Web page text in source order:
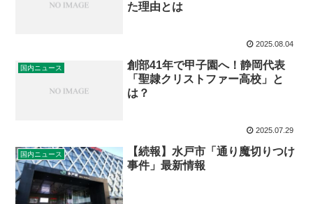
た理由とは
2025.08.04
国内ニュース
創部41年で甲子園へ！静岡代表
「聖隷クリストファー高校」と
は？
2025.07.29
国内ニュース
【続報】水戸市「通り魔切りつけ
事件」最新情報